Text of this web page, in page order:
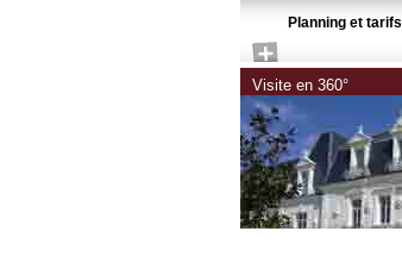
Planning et tarifs
Visite en 360°